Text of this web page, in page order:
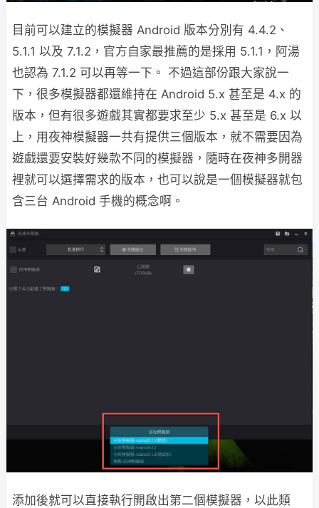
目前可以建立的模擬器 Android 版本分別有 4.4.2、
5.1.1 以及 7.1.2，官方自家最推薦的是採用 5.1.1，阿湯
也認為 7.1.2 可以再等一下。 不過這部份跟大家說一
下，很多模擬器都還維持在 Android 5.x 甚至是 4.x 的
版本，但有很多遊戲其實都要求至少 5.x 甚至是 6.x 以
上，用夜神模擬器一共有提供三個版本，就不需要因為
遊戲還要安裝好幾款不同的模擬器，隨時在夜神多開器
裡就可以選擇需求的版本，也可以說是一個模擬器就包
含三台 Android 手機的概念啊。
添加後就可以直接執行開啟出第二個模擬器，以此類